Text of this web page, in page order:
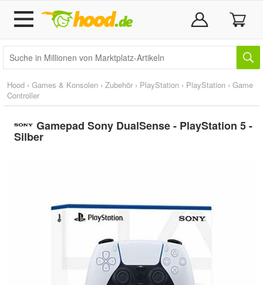
Hood › Games & Konsolen › Zubehör › PlayStation › PlayStation › Game
Controller
Gamepad Sony DualSense - PlayStation 5 -
Silber